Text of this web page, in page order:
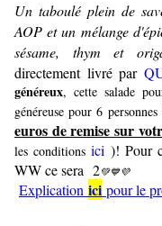
Un taboulé plein de
AOP et un mélange
sésame, thym et
directement livré par
généreux, cette salade
généreuse pour 6 personnes
euros de remise sur
les conditionsici )!Pour
WW ce sera 2💚💙💜
Explication ici pour le